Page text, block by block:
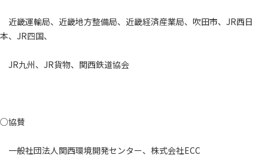
近畿運輸局、近畿地方整備局、近畿経済産業局、吹田市、JR西日
本、JR四国、
JR九州、JR貨物、関西鉄道協会
○協賛
一般社団法人関西環境開発センター、株式会社ECC